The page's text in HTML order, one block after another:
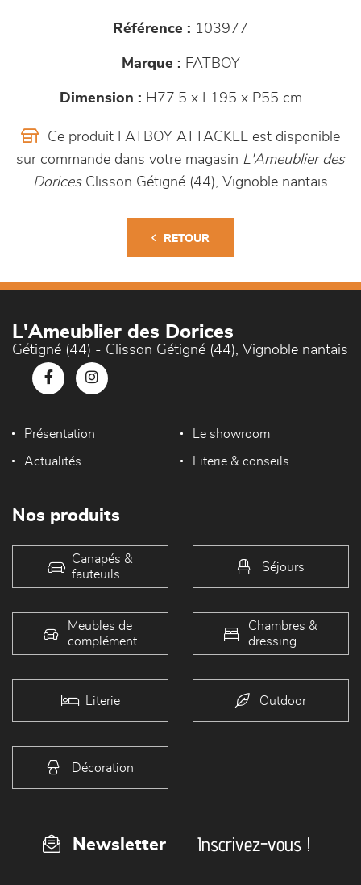
Référence : 103977
Marque : FATBOY
Dimension : H77.5 x L195 x P55 cm
Ce produit FATBOY ATTACKLE est disponible
sur commande dans votre magasin L'Ameublier des
DoricesClisson Gétigné (44), Vignoble nantais
RETOUR
L'Ameublier des Dorices
Gétigné (44) - Clisson Gétigné (44), Vignoble nantais
Présentation Le showroom
Actualités Literie & conseils
Nos produits
Canapés &
fauteuils
Séjours
Meubles de
complément
Chambres &
dressing
Literie Outdoor
Décoration
Newsletter Inscrivez-vous !